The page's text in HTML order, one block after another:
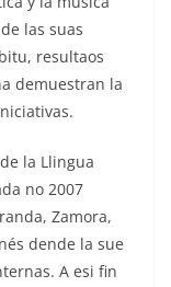
las suas
resultaos
demuestran la
la Llingua
no 2007
Zamora,
dende la sue
A esi fin